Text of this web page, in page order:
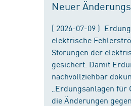
Neuer
( 2026-07-09 )
elektrische
Störungen der
gesichert. Damit
nachvollziehbar
„Erdungsanlagen
die Änderungen